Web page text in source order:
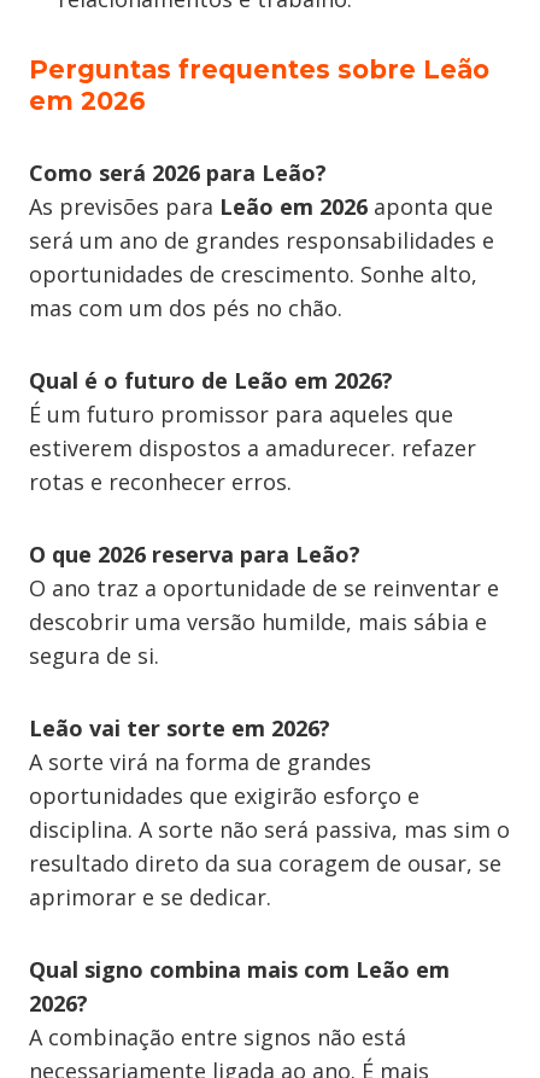
Perguntas frequentes sobre Leão
em 2026
Como será 2026 para Leão?
As previsões para Leão em 2026 aponta que
será um ano de grandes responsabilidades e
oportunidades de crescimento. Sonhe alto,
mas com um dos pés no chão.
Qual é o futuro de Leão em 2026?
É um futuro promissor para aqueles que
estiverem dispostos a amadurecer. refazer
rotas e reconhecer erros.
O que 2026 reserva para Leão?
O ano traz a oportunidade de se reinventar e
descobrir uma versão humilde, mais sábia e
segura de si.
Leão vai ter sorte em 2026?
A sorte virá na forma de grandes
oportunidades que exigirão esforço e
disciplina. A sorte não será passiva, mas sim o
resultado direto da sua coragem de ousar, se
aprimorar e se dedicar.
Qual signo combina mais com Leão em
2026?
A combinação entre signos não está
necessariamente ligada ao ano. É mais